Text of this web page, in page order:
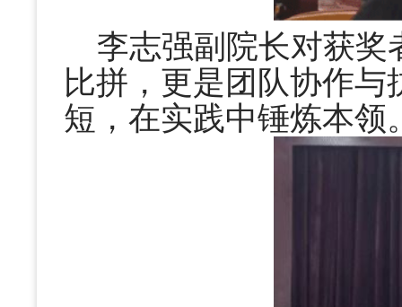
李志强副院长对获奖
比拼，更是团队协作
短，在实践中锤炼本领